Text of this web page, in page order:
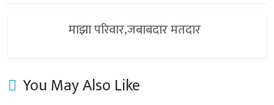
माझा परिवार,जबाबदार मतदार
You May Also Like